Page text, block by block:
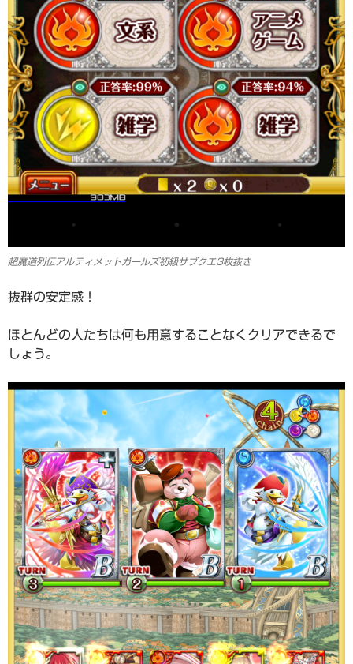
超魔道列伝アルティメットガールズ初級サブクエ3枚抜き
抜群の安定感！
ほとんどの人たちは何も用意することなくクリアできるで
しょう。